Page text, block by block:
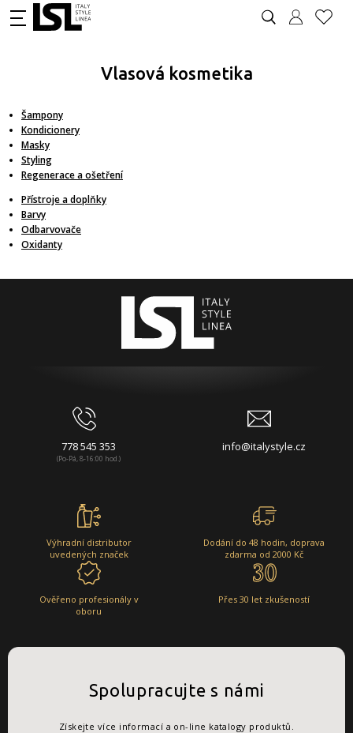
Vlasová kosmetika
Šampony
Kondicionery
Masky
Styling
Regenerace a ošetření
Přístroje a doplňky
Barvy
Odbarvovače
Oxidanty
778 545 353
(Po-Pá, 8-16:00 hod.)
info@italystyle.cz
Výhradní distributor
uvedených značek
Dodání do 48 hodin, doprava
zdarma od 2000 Kč
Ověřeno profesionály v
oboru
Přes 30 let zkušeností
Spolupracujte s námi
Získejte více informací a on-line katalogy produktů.